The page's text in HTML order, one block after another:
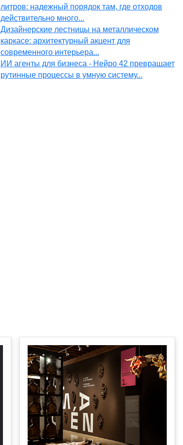
литров: надежный порядок там, где отходов
действительно много...
Дизайнерские лестницы на металлическом
каркасе: архитектурный акцент для
современного интерьера...
ИИ агенты для бизнеса - Нейро 42 превращает
рутинные процессы в умную систему...